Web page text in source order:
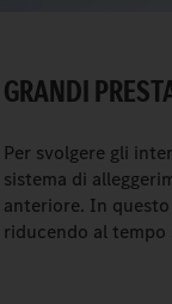
GRANDI
Per svolgere gli
sistema di
anteriore. In
riducendo al tempo